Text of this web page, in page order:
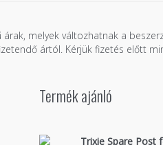
melyek változhatnak a
ártól. Kérjük fizetés előtt
Termék ajánló
Trixie Spare Post